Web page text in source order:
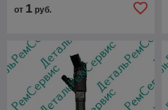
от 1 руб.